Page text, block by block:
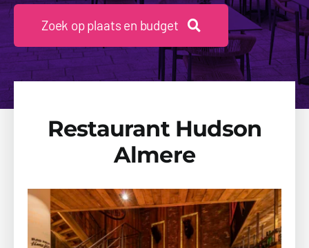
Zoek op plaats en budget
Restaurant Hudson
Almere